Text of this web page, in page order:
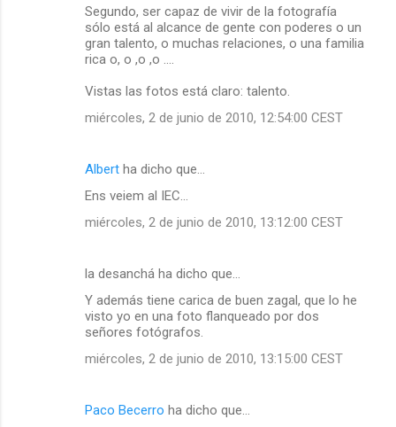
Segundo, ser capaz de vivir de la fotografía
sólo está al alcance de gente con poderes o un
gran talento, o muchas relaciones, o una familia
rica o, o ,o ,o ....
Vistas las fotos está claro: talento.
miércoles, 2 de junio de 2010, 12:54:00 CEST
Albert ha dicho que…
Ens veiem al IEC...
miércoles, 2 de junio de 2010, 13:12:00 CEST
la desanchá ha dicho que…
Y además tiene carica de buen zagal, que lo he
visto yo en una foto flanqueado por dos
señores fotógrafos.
miércoles, 2 de junio de 2010, 13:15:00 CEST
Paco Becerro ha dicho que…